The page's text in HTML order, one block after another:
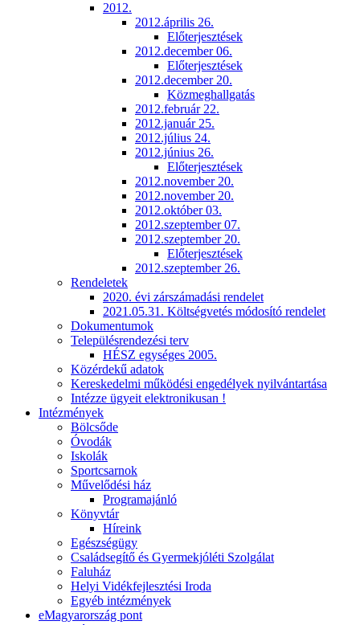
2012.
2012.április 26.
Előterjesztések
2012.december 06.
Előterjesztések
2012.december 20.
Közmeghallgatás
2012.február 22.
2012.január 25.
2012.július 24.
2012.június 26.
Előterjesztések
2012.november 20.
2012.november 20.
2012.október 03.
2012.szeptember 07.
2012.szeptember 20.
Előterjesztések
2012.szeptember 26.
Rendeletek
2020. évi zárszámadási rendelet
2021.05.31. Költségvetés módosító rendelet
Dokumentumok
Településrendezési terv
HÉSZ egységes 2005.
Közérdekű adatok
Kereskedelmi működési engedélyek nyilvántartása
Intézze ügyeit elektronikusan !
Intézmények
Bölcsőde
Óvodák
Iskolák
Sportcsarnok
Művelődési ház
Programajánló
Könyvtár
Híreink
Egészségügy
Családsegítő és Gyermekjóléti Szolgálat
Faluház
Helyi Vidékfejlesztési Iroda
Egyéb intézmények
eMagyarország pont